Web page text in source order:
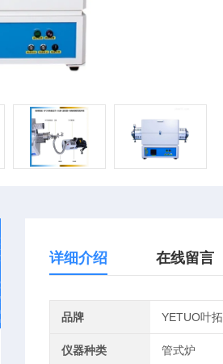
详细介绍 在线留言
品牌 YETUO叶拓
仪器种类 管式炉